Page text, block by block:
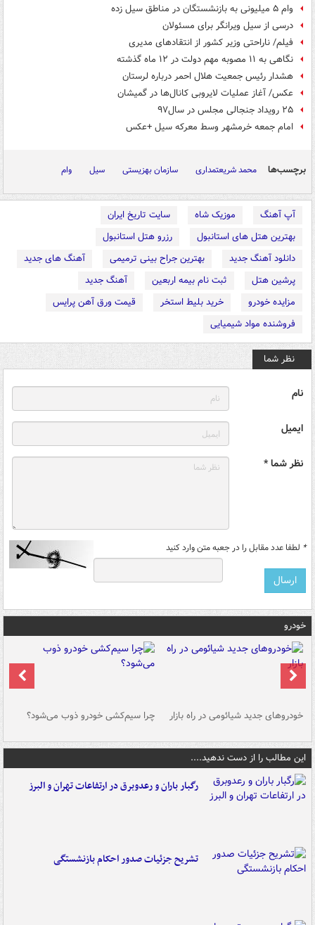
وام ۵ میلیونی به بازنشستگان در مناطق سیل زده
درسی از سیل ویرانگر برای مسئولان
فیلم/ ناراحتی وزیر کشور از انتقادهای مدیری
نگاهی به ۱۱ مصوبه مهم دولت در ۱۲ ماه گذشته
هشدار رئیس جمعیت هلال احمر درباره لرستان
عکس/ آغاز عملیات لایروبی کانال‌ها در گمیشان
۲۵ رویداد جنجالی مجلس در سال۹۷
امام جمعه خرمشهر وسط معرکه سیل +عکس
برچسب‌ها محمد شریعتمداری سازمان بهزیستی سیل وام
آپ آهنگ موزیک شاه
سایت تاریخ ایران
بهترین هتل های استانبول
رزرو هتل استانبول
دانلود آهنگ جدید
بهترین جراح بینی ترمیمی
آهنگ های جدید
پرشین هتل
ثبت نام بیمه اربعین
آهنگ جدید
مزایده خودرو
خرید بلیط استخر
قیمت ورق آهن پرایس
فروشنده مواد شیمیایی
نظر شما
نام
ایمیل
نظر شما *
* لطفا عدد مقابل را در جعبه متن وارد کنید
خودرو
خودروهای جدید شیائومی در راه بازار چرا سیم‌کشی خودرو ذوب می‌شود؟
این مطالب را از دست ندهید....
رگبار باران و رعدوبرق در ارتفاعات تهران و البرز
تشریح جزئیات صدور احکام بازنشستگی